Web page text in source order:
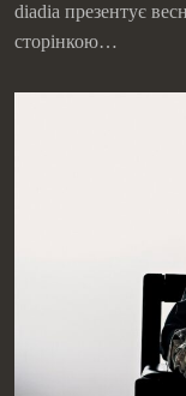
diadia презентує
сторінкою…